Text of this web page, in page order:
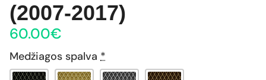
(2007-2017)
60.00€
Medžiagos spalva *